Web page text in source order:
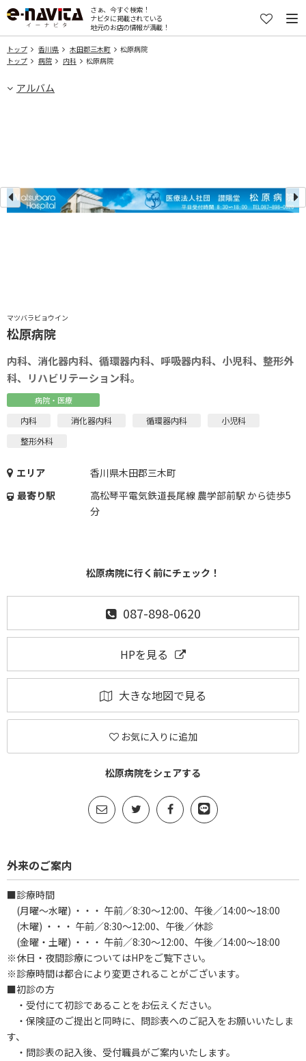
さぁ、今すぐ検索！
ナビタに掲載されている
地元のお店の情報が満載！
トップ 香川県 木田郡三木町
松原病院
トップ
病院 内科 松原病院
アルバム
マツバラビョウイン
松原病院
内科、消化器内科、循環器内科、呼吸器内科、小児科、整形外
科、リハビリテーション科。
病院・医療
内科 消化器内科 循環器内科
小児科
整形外科
エリア
香川県木田郡三木町
最寄り駅
高松琴平電気鉄道長尾線 農学部前駅 から徒歩5
分
松原病院に行く前にチェック！
087-898-0620
HPを見る
大きな地図で見る
お気に入りに追加
松原病院をシェアする
外来のご案内
■診療時間
(月曜～水曜) ・・・ 午前／8:30～12:00、午後／14:00～18:00
(木曜) ・・・ 午前／8:30～12:00、午後／休診
(金曜・土曜) ・・・ 午前／8:30～12:00、午後／14:00～18:00
※休日・夜間診療についてはHPをご覧下さい。
※診療時間は都合により変更されることがございます。
■初診の方
・受付にて初診であることをお伝えください。
・保険証のご提出と同時に、問診表へのご記入をお願いいたしま
す、
・問診表の記入後、受付職員がご案内いたします。